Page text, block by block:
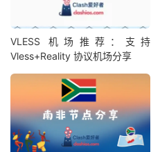
VLESS 机场推荐：支持
Vless+Reality 协议机场分享